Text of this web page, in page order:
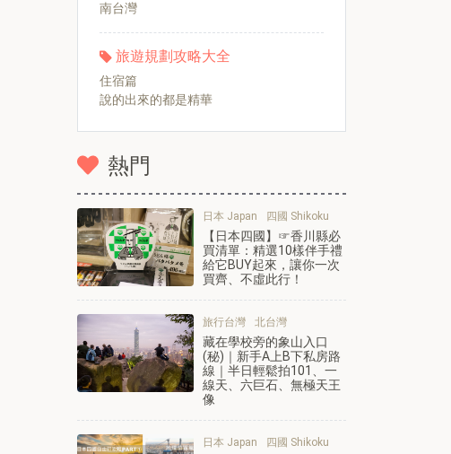
南台灣
旅遊規劃攻略大全
住宿篇
說的出來的都是精華
熱門
日本 Japan 四國 Shikoku
【日本四國】☞香川縣必
買清單：精選10樣伴手禮
給它BUY起來，讓你一次
買齊、不虛此行！
旅行台灣 北台灣
藏在學校旁的象山入口
(秘)｜新手A上B下私房路
線｜半日輕鬆拍101、一
線天、六巨石、無極天王
像
日本 Japan 四國 Shikoku